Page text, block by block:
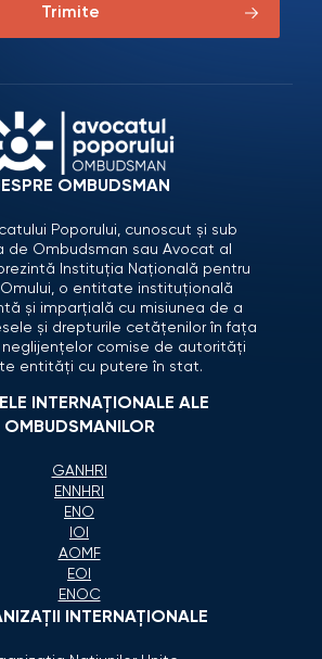
Trimite
OMBUDSMAN
Poporului, cunoscut și sub
de Ombudsman sau Avocat al
Instituția Națională pentru
Omului, o entitate instituțională
și imparțială cu misiunea de a
și drepturile cetățenilor în fața
neglijențelor comise de autorități
entități cu putere în stat.
INTERNAȚIONALE ALE
OMBUDSMANILOR
GANHRI
ENNHRI
ENO
IOI
AOMF
EOI
ENOC
INTERNAŢIONALE